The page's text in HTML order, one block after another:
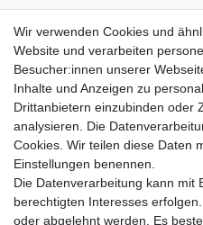
Wir verwenden Cookies und
Website und verarbeiten
Besucher:innen unserer
Inhalte und Anzeigen zu
Drittanbietern einzubinden oder
analysieren. Die
Cookies. Wir teilen diese Daten
Einstellungen benennen.
Die Datenverarbeitung kann mit
berechtigten Interesses
oder abgelehnt werden. Es